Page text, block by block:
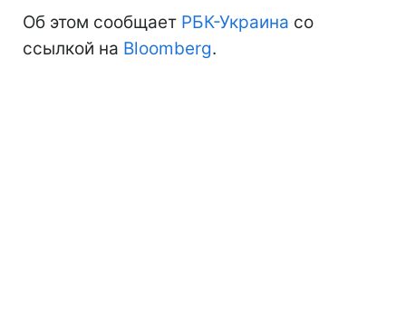
Об этом сообщает РБК-Украина со
ссылкой на Bloomberg.